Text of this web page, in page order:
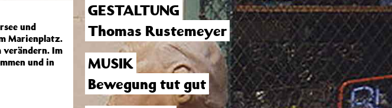
und
Marienplatz.
Im
und in
GESTALTUNG
Thomas Rustemeyer
MUSIK
Bewegung tut gut